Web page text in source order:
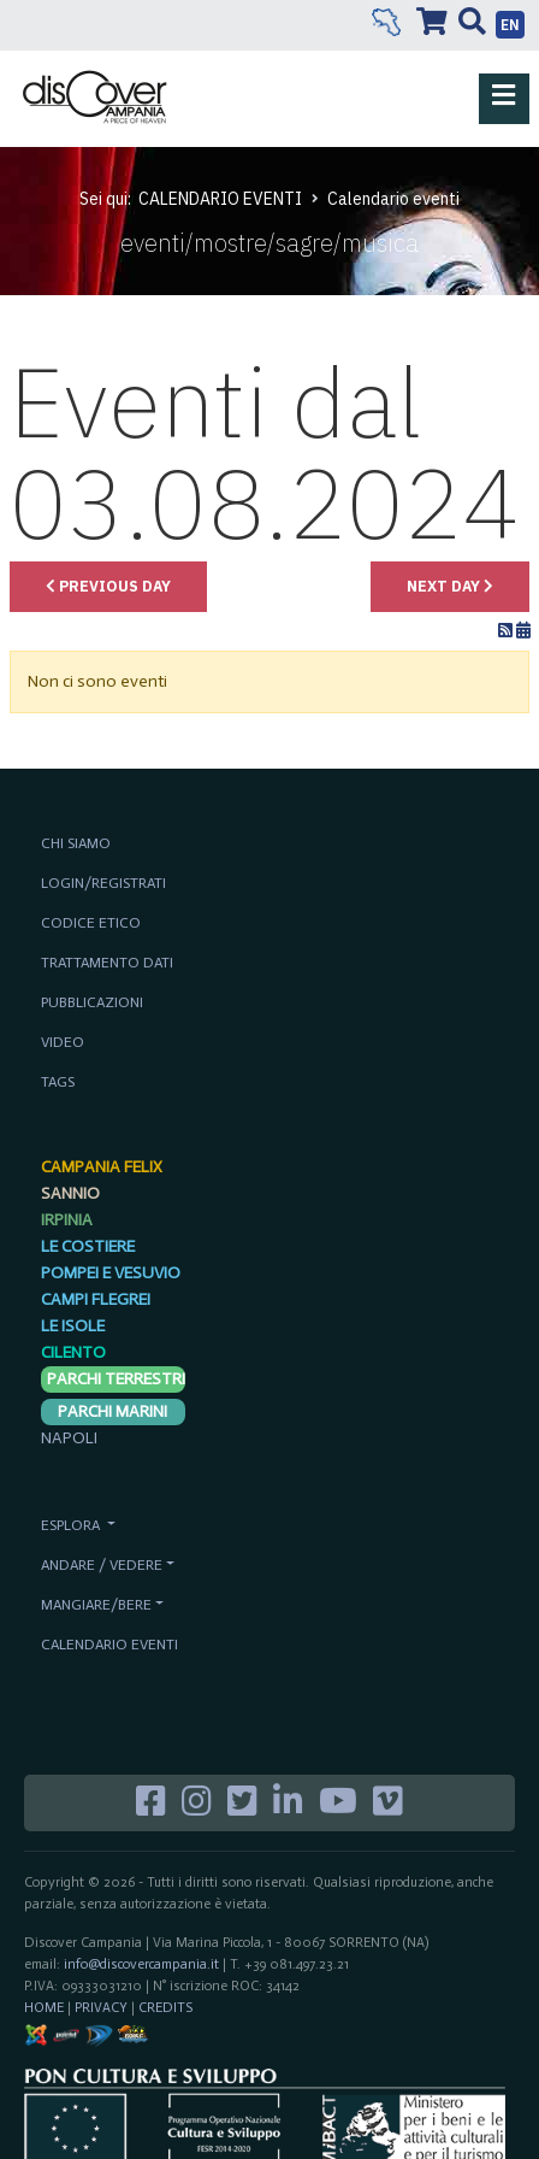
EN
Sei qui: CALENDARIO EVENTI Calendario eventi
eventi/mostre/sagre/musica
Eventi dal
03.08.2024
PREVIOUS DAY NEXT DAY
Non ci sono eventi
Copyright © 2026 - Tutti i diritti sono riservati. Qualsiasi riproduzione, anche
parziale, senza autorizzazione è vietata.
Discover Campania | Via Marina Piccola, 1 - 80067 SORRENTO (NA)
email: info@discovercampania.it| T. +39 081.497.23.21
P.IVA: 09333031210 | N° iscrizione ROC: 34142
HOME| PRIVACY | CREDITS
CHI SIAMO
LOGIN/REGISTRATI
CODICE ETICO
TRATTAMENTO DATI
PUBBLICAZIONI
VIDEO
TAGS
CAMPANIA FELIX
SANNIO
IRPINIA
LE COSTIERE
POMPEI E VESUVIO
CAMPI FLEGREI
LE ISOLE
CILENTO
PARCHI TERRESTRI
PARCHI MARINI
NAPOLI
ESPLORA
ANDARE / VEDERE
MANGIARE/BERE
CALENDARIO EVENTI